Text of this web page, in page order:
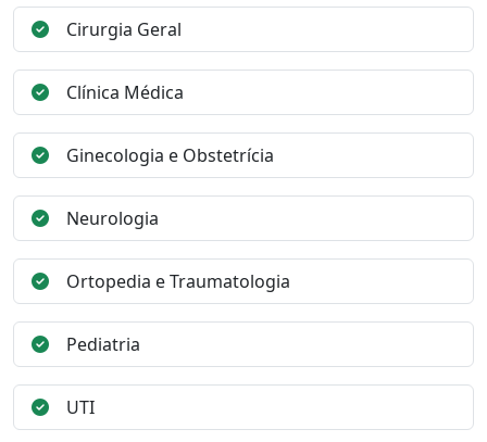
Cirurgia Geral
Clínica Médica
Ginecologia e Obstetrícia
Neurologia
Ortopedia e Traumatologia
Pediatria
UTI